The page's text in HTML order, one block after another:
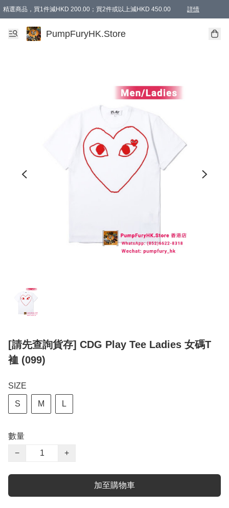
精選商品，買1件減HKD 200.00；買2件或以上減HKD 450.00 詳情
AAPE商品,會員專享9折或以上（按會員等級）AAPE products, members can
精選商品，任選買2件或以上減HKD 100.00
購物滿 HKD 800.00即享免運費優惠！（適用於 特定的送貨方式 )
PumpFuryHK.Store
[請先查詢貨存] CDG Play Tee Ladies 女碼T
裇 (099)
SIZE
S M L
數量
−
+
加至購物車